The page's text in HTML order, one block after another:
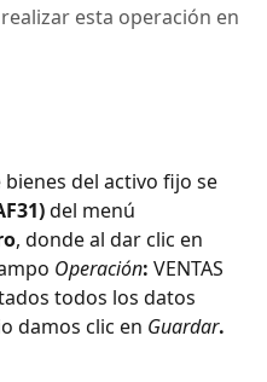
esta operación en
del activo fijo se
del menú
, donde al dar clic en
Operación: VENTAS
todos los datos
damos clic en Guardar.